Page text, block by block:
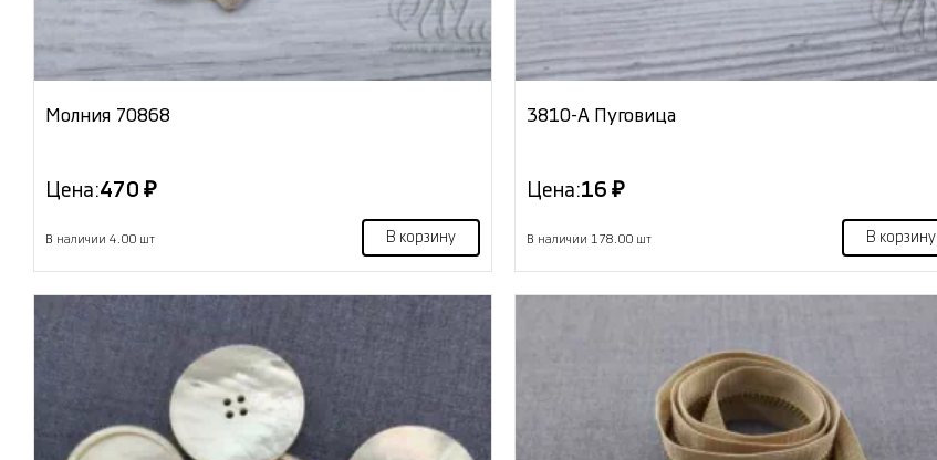
Молния 70868
Цена:470 ₽
В наличии 4.00 шт В корзину
3810-А Пуговица
Цена:16 ₽
В наличии 178.00 шт В корзину